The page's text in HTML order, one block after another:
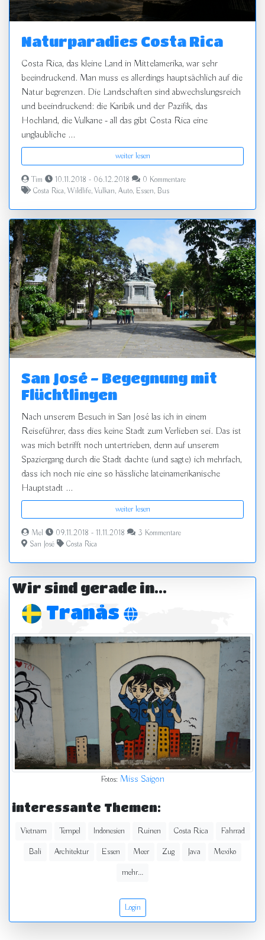
Naturparadies Costa Rica
Costa Rica, das kleine Land in Mittelamerika, war sehr
beeindruckend. Man muss es allerdings hauptsächlich auf die
Natur begrenzen. Die Landschaften sind abwechslungsreich
und beeindruckend: die Karibik und der Pazifik, das
Hochland, die Vulkane - all das gibt Costa Rica eine
unglaubliche ...
weiter lesen
Tim 10.11.2018 - 06.12.2018
0 Kommentare
Costa Rica, Wildlife, Vulkan, Auto, Essen, Bus
San José - Begegnung mit
Flüchtlingen
Nach unserem Besuch in San José las ich in einem
Reiseführer, dass dies keine Stadt zum Verlieben sei. Das ist
was mich betrifft noch untertrieben, denn auf unserem
Spaziergang durch die Stadt dachte (und sagte) ich mehrfach,
dass ich noch nie eine so hässliche lateinamerikanische
Hauptstadt ...
weiter lesen
Mel 09.11.2018 - 11.11.2018
3 Kommentare
San José
Costa Rica
Wir sind gerade in...
Tranås
Fotos: Miss Saigon
interessante Themen:
Vietnam Tempel Indonesien Ruinen Costa Rica
Fahrrad
Bali
Architektur Essen Meer Zug Java
Mexiko
mehr...
Login